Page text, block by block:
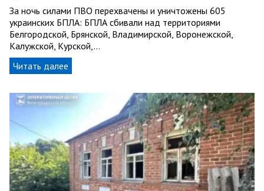
За ночь силами ПВО перехвачены и уничтожены 605
украинских БПЛА: БПЛА сбивали над территориями
Белгородской, Брянской, Владимирской, Воронежской,
Калужской, Курской,…
Читать далее